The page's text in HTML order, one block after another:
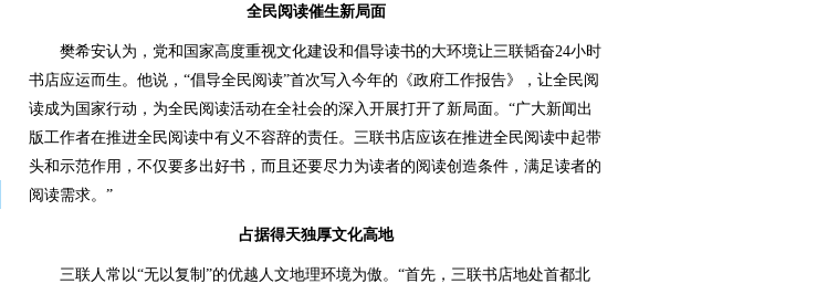
全民阅读催生新局面
樊希安认为，党和国家高度重视文化建设和倡导读书的大环境让三联韬奋24小时
书店应运而生。他说，“倡导全民阅读”首次写入今年的《政府工作报告》，让全民阅
读成为国家行动，为全民阅读活动在全社会的深入开展打开了新局面。“广大新闻出
版工作者在推进全民阅读中有义不容辞的责任。三联书店应该在推进全民阅读中起带
头和示范作用，不仅要多出好书，而且还要尽力为读者的阅读创造条件，满足读者的
阅读需求。”
占据得天独厚文化高地
三联人常以“无以复制”的优越人文地理环境为傲。“首先，三联书店地处首都北